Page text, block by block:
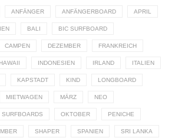
ANFÄNGER ANFÄNGERBOARD APRIL
BALI BIC SURFBOARD
CAMPEN DEZEMBER FRANKREICH
HAWAII INDONESIEN IRLAND ITALIEN
KAPSTADT KIND LONGBOARD
MIETWAGEN MÄRZ NEO
SURFBOARDS OKTOBER PENICHE
SHAPER SPANIEN SRI LANKA